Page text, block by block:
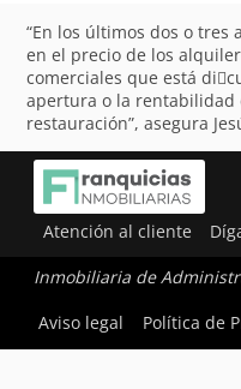
“En los últimos dos o
en el precio de los
comerciales que está
apertura o la rentabilidad
restauración”, asegura
Atención al cliente
Inmobiliaria de
Aviso legal
Política de